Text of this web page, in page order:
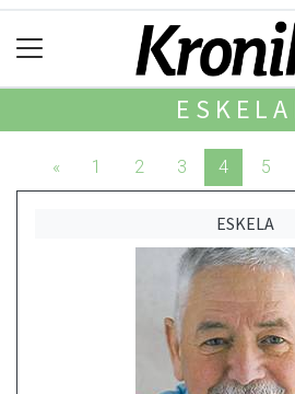
« 1 2 3 4 5
ESKELA